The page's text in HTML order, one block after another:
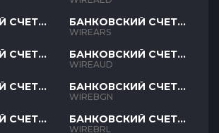
СЧЕТ
СЧЕТ
СЧЕТ
СЧЕТ
БАНКОВСКИЙ СЧЕТ
ARS
WIREARS
БАНКОВСКИЙ СЧЕТ
AUD
WIREAUD
БАНКОВСКИЙ СЧЕТ
BGN
WIREBGN
БАНКОВСКИЙ СЧЕТ
BRL
WIREBRL